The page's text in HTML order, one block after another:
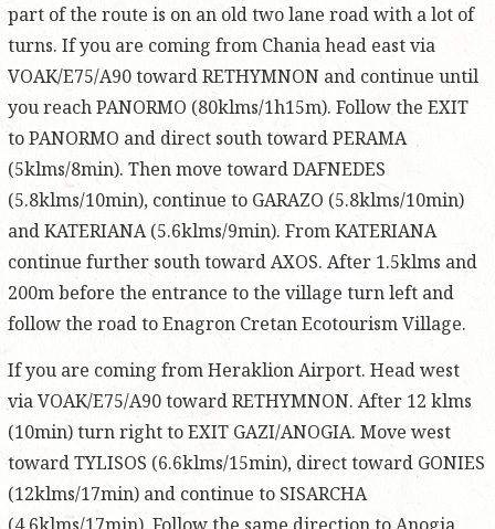
part of the route is on an old two lane road with a lot of
turns. If you are coming from Chania head east via
VOAK/E75/A90 toward RETHYMNON and continue until
you reach PANORMO (80klms/1h15m). Follow the EXIT
to PANORMO and direct south toward PERAMA
(5klms/8min). Then move toward DAFNEDES
(5.8klms/10min), continue to GARAZO (5.8klms/10min)
and KATERIANA (5.6klms/9min). From KATERIANA
continue further south toward AXOS. After 1.5klms and
200m before the entrance to the village turn left and
follow the road to Enagron Cretan Ecotourism Village.
If you are coming from Heraklion Airport. Head west
via VOAK/E75/A90 toward RETHYMNON. After 12 klms
(10min) turn right to EXIT GAZI/ANOGIA. Move west
toward TYLISOS (6.6klms/15min), direct toward GONIES
(12klms/17min) and continue to SISARCHA